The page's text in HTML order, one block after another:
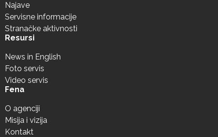
Najave
Servisne informacije
Stranačke aktivnosti
Resursi
News in English
Foto servis
Video servis
Fena
O agenciji
Misija i vizija
Kontakt